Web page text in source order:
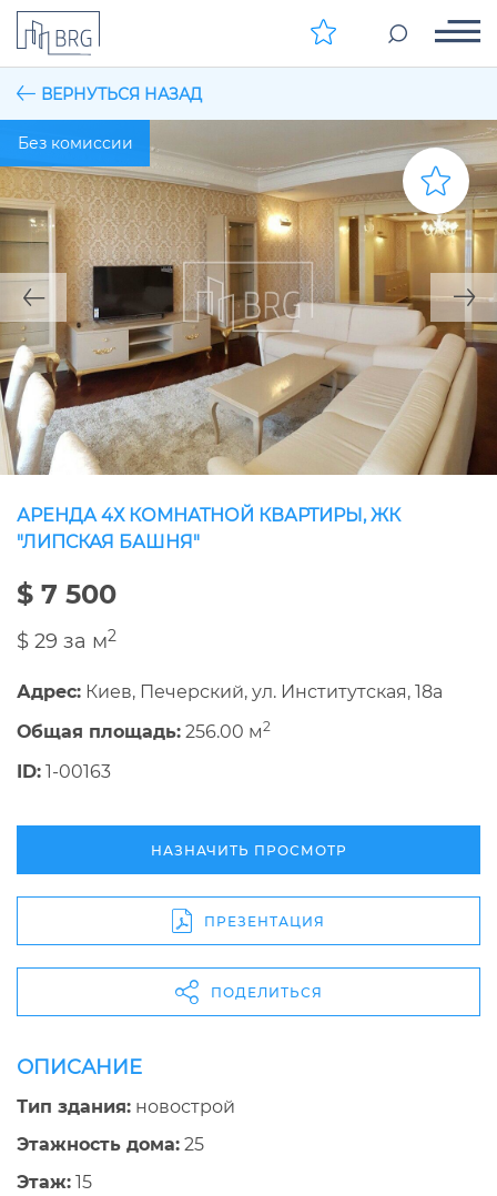
ВЕРНУТЬСЯ НАЗАД
Без комиссии
АРЕНДА 4Х КОМНАТНОЙ КВАРТИРЫ, ЖК
"ЛИПСКАЯ БАШНЯ"
$ 7 500
$ 29 за м2
Адрес: Киев, Печерский, ул. Институтская, 18а
Общая площадь: 256.00 м2
ID: 1-00163
НАЗНАЧИТЬ ПРОСМОТР
ПРЕЗЕНТАЦИЯ
ПОДЕЛИТЬСЯ
ОПИСАНИЕ
Тип здания: новострой
Этажность дома: 25
Этаж: 15